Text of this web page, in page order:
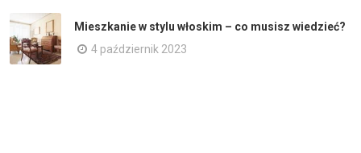
Mieszkanie w stylu włoskim – co musisz wiedzieć?
4 październik 2023